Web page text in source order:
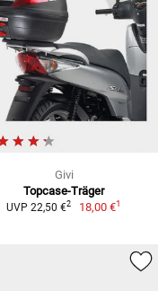
Givi
Topcase-Träger
UVP 22,50 €2 18,00 €1